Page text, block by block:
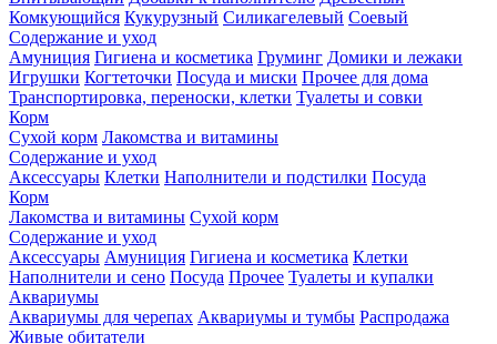
Комкующийся Кукурузный Силикагелевый Соевый
Содержание и уход
Амуниция Гигиена и косметика Груминг Домики и лежаки
Игрушки Когтеточки Посуда и миски Прочее для дома
Транспортировка, переноски, клетки Туалеты и совки
Корм
Сухой корм Лакомства и витамины
Содержание и уход
Аксессуары Клетки Наполнители и подстилки Посуда
Корм
Лакомства и витамины Сухой корм
Содержание и уход
Аксессуары Амуниция Гигиена и косметика Клетки
Наполнители и сено Посуда Прочее Туалеты и купалки
Аквариумы
Аквариумы для черепах Аквариумы и тумбы Распродажа
Живые обитатели